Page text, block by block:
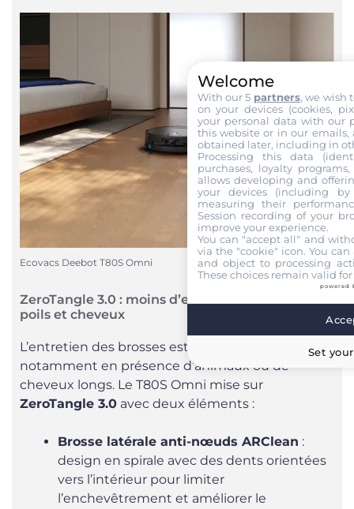
Ecovacs Deebot T80S Omni
ZeroTangle 3.0 : moins d’enchevêtrement de
poils et cheveux
L’entretien des brosses est un sujet clé,
notamment en présence d’animaux ou de
cheveux longs. Le T80S Omni mise sur
ZeroTangle 3.0 avec deux éléments :
Brosse latérale anti-nœuds ARClean :
design en spirale avec des dents orientées
vers l’intérieur pour limiter
l’enchevêtrement et améliorer le
Welcome
With our 5 partners, we wish
on your devices (cookies,
your personal data with our
this website or in our emails,
obtained later, including in
Processing this data
purchases, loyalty
allows developing and
your devices (including
measuring their
Session recording of your
improve your experience.
You can "accept all" and
via the "cookie" icon. You
and object to processing
These choices remain valid
powered
Set